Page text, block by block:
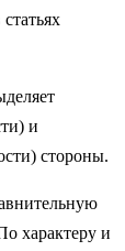
и
стороны.
характеру и